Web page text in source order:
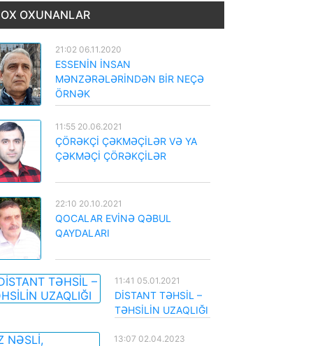
OXUNANLAR
21:02 06.11.2020
ESSENİN İNSAN
MƏNZƏRƏLƏRİNDƏN BİR NEÇƏ
ÖRNƏK
11:55 20.06.2021
ÇÖRƏKÇİ ÇƏKMƏÇİLƏR VƏ YA
ÇƏKMƏÇİ ÇÖRƏKÇİLƏR
22:10 20.10.2021
QOCALAR EVİNƏ QƏBUL
QAYDALARI
11:41 05.01.2021
DİSTANT TƏHSİL –
TƏHSİLİN UZAQLIĞI
13:07 02.04.2023